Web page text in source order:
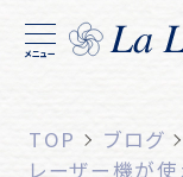
メニュー
TOP
ブログ
レーザー機が使